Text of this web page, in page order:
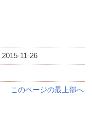
2015-11-26
このページの最上部へ